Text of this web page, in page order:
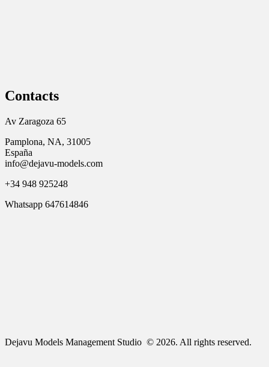
Contacts
Av Zaragoza 65
Pamplona, NA, 31005
España
info@dejavu-models.com
+34 948 925248
Whatsapp 647614846
Dejavu Models Management Studio © 2026. All rights reserved.